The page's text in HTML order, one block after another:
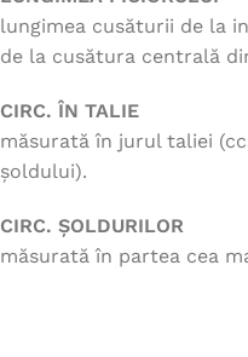
lungimea cusăturii de la
de la cusătura centrală
CIRC. ÎN TALIE
măsurată în jurul taliei
șoldului).
CIRC. ȘOLDURILOR
măsurată în partea cea